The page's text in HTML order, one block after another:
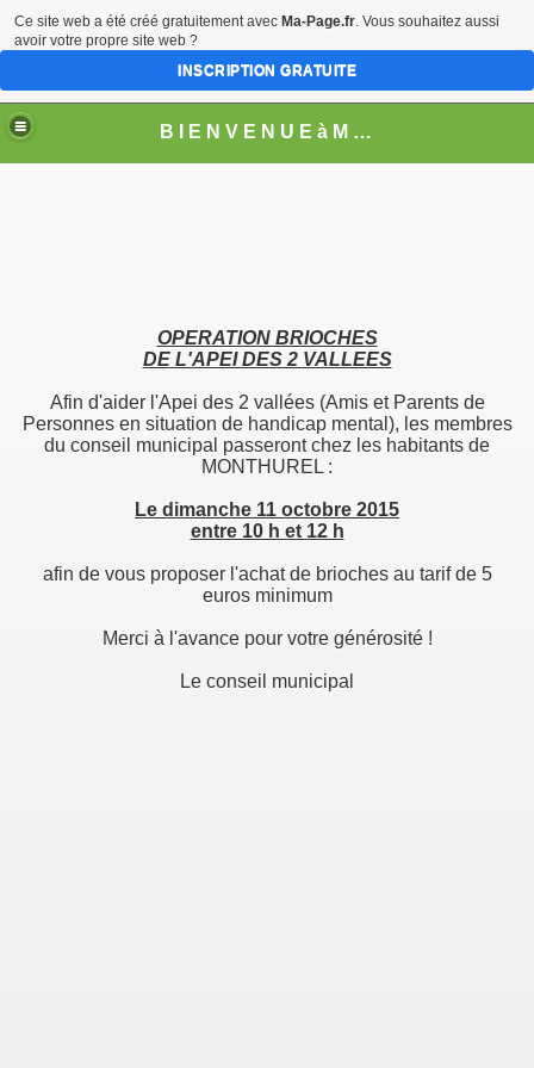
B I E N V E N U E à M O N T H U R E L
OPERATION BRIOCHES
DE L'APEI DES 2 VALLEES
Afin d'aider l'Apei des 2 vallées (Amis et Parents de
Personnes en situation de handicap mental), les membres
du conseil municipal passeront chez les habitants de
MONTHUREL :
Le dimanche 11 octobre 2015
entre 10 h et 12 h
afin de vous proposer l'achat de brioches au tarif de 5
euros minimum
Merci à l'avance pour votre générosité !
Le conseil municipal
Ce site web a été créé gratuitement avec Ma-Page.fr. Vous souhaitez aussi
avoir votre propre site web ?
INSCRIPTION GRATUITE